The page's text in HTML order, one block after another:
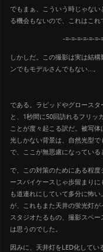
でもまぁ、こういう時じゃな
る機会もないので、これはこ
-=-=-=-=-=-
しかしだ。この撮影は実は結
ンでもモデルさんでもない…。
である。ラピッドやグロース
と、1秒間に50回訪れるフリッ
ことが度々起こる訳だ。被写
光しかない背景は、自然光型
で、ここが無思慮になっている
で、この対策のためにある程
ースバイケースじゃ歩留まり
も道連れにしていて多分に怖
が、これもまた天井の蛍光灯
スタジオたるもの、撮影スペ
は思うのでした。
因みに、天井灯をLED化して